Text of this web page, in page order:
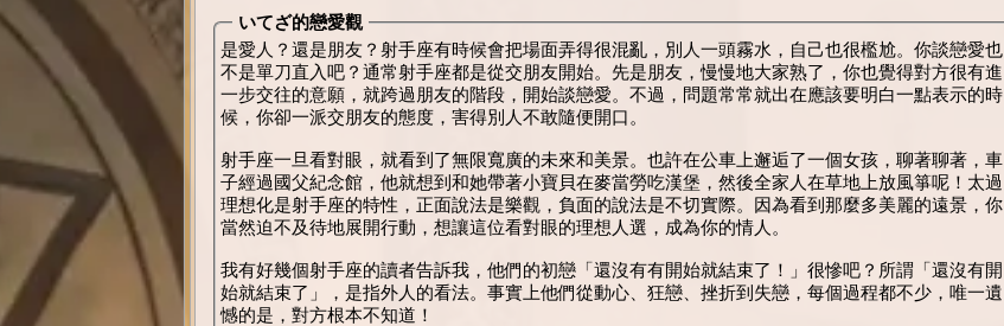
いてざ的戀愛觀
是愛人？還是朋友？射手座有時候會把場面弄得很混亂，別人一頭霧水，自己也很檻尬。你談戀愛也
不是單刀直入吧？通常射手座都是從交朋友開始。先是朋友，慢慢地大家熟了，你也覺得對方很有進
一步交往的意願，就跨過朋友的階段，開始談戀愛。不過，問題常常就出在應該要明白一點表示的時
候，你卻一派交朋友的態度，害得別人不敢隨便開口。
射手座一旦看對眼，就看到了無限寬廣的未來和美景。也許在公車上邂逅了一個女孩，聊著聊著，車
子經過國父紀念館，他就想到和她帶著小寶貝在麥當勞吃漢堡，然後全家人在草地上放風箏呢！太過
理想化是射手座的特性，正面說法是樂觀，負面的說法是不切實際。因為看到那麼多美麗的遠景，你
當然迫不及待地展開行動，想讓這位看對眼的理想人選，成為你的情人。
我有好幾個射手座的讀者告訴我，他們的初戀「還沒有有開始就結束了！」很慘吧？所謂「還沒有開
始就結束了」，是指外人的看法。事實上他們從動心、狂戀、挫折到失戀，每個過程都不少，唯一遺
憾的是，對方根本不知道！